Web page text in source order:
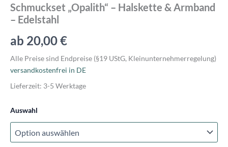
Schmuckset „Opalith“ – Halskette & Armband
– Edelstahl
ab 20,00€
Alle Preise sind Endpreise (§19 UStG, Kleinunternehmerregelung)
versandkostenfrei in DE
Lieferzeit: 3-5 Werktage
Auswahl